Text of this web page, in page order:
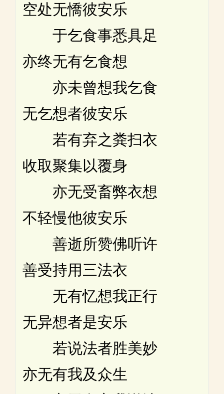
空处无憍彼安乐
于乞食事悉具足
亦终无有乞食想
亦未曾想我乞食
无乞想者彼安乐
若有弃之粪扫衣
收取聚集以覆身
亦无受畜弊衣想
不轻慢他彼安乐
善逝所赞佛听许
善受持用三法衣
无有忆想我正行
无异想者是安乐
若说法者胜美妙
亦无有我及众生